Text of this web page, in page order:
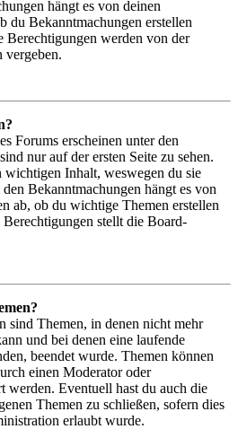
hängt es von deinen
du Bekanntmachungen erstellen
Berechtigungen werden von der
Forums erscheinen unter den
nur auf der ersten Seite zu sehen.
wichtigen Inhalt, weswegen du sie
Bekanntmachungen hängt es von
ab, ob du wichtige Themen erstellen
stellt die Board-
sind Themen, in denen nicht mehr
und bei denen eine laufende
beendet wurde. Themen können
einen Moderator oder
werden. Eventuell hast du auch die
Themen zu schließen, sofern dies
erlaubt wurde.